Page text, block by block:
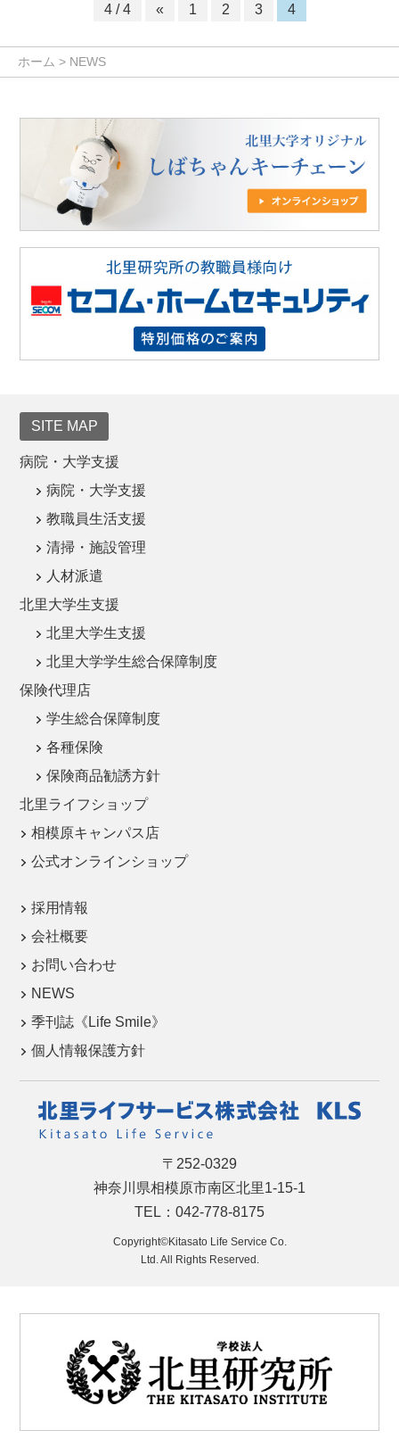
4 / 4 « 1 2 3 4
ホーム > NEWS
SITE MAP
病院・大学支援
病院・大学支援
教職員生活支援
清掃・施設管理
人材派遣
北里大学生支援
北里大学生支援
北里大学学生総合保障制度
保険代理店
学生総合保障制度
各種保険
保険商品勧誘方針
北里ライフショップ
相模原キャンパス店
公式オンラインショップ
採用情報
会社概要
お問い合わせ
NEWS
季刊誌《Life Smile》
個人情報保護方針
〒252-0329
神奈川県相模原市南区北里1-15-1
TEL：042-778-8175
Copyright©Kitasato Life Service Co.
Ltd. All Rights Reserved.